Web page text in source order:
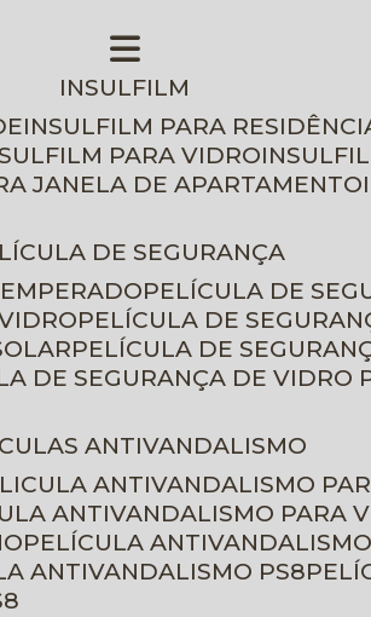
INSULFILM
INSULFILM PARA
PARA VIDRO
JANELA DE APARTAMENTO
DE SEGURANÇA
PELÍCULA DE
PELÍCULA DE
PELÍCULA DE
DE SEGURANÇA DE VIDRO
ANTIVANDALISMO
ANTIVANDALISMO
ANTIVANDALISMO PARA
PELÍCULA
ANTIVANDALISMO PS8